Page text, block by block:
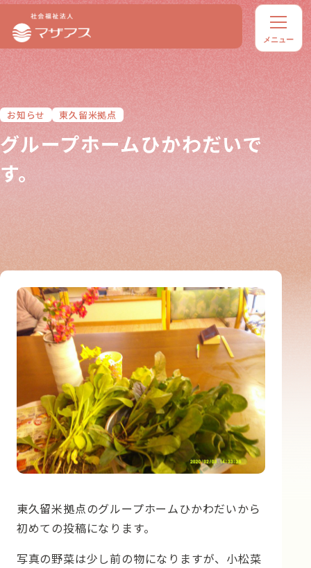
お知らせ 東久留米拠点
グループホームひかわだいで
す。
東久留米拠点のグループホームひかわだいから
初めての投稿になります。
写真の野菜は少し前の物になりますが、小松菜